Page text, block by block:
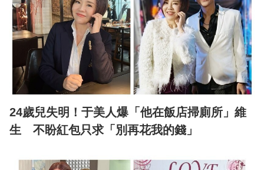
24歲兒失明！于美人爆「他在飯店掃廁所」維
生 不盼紅包只求「別再花我的錢」